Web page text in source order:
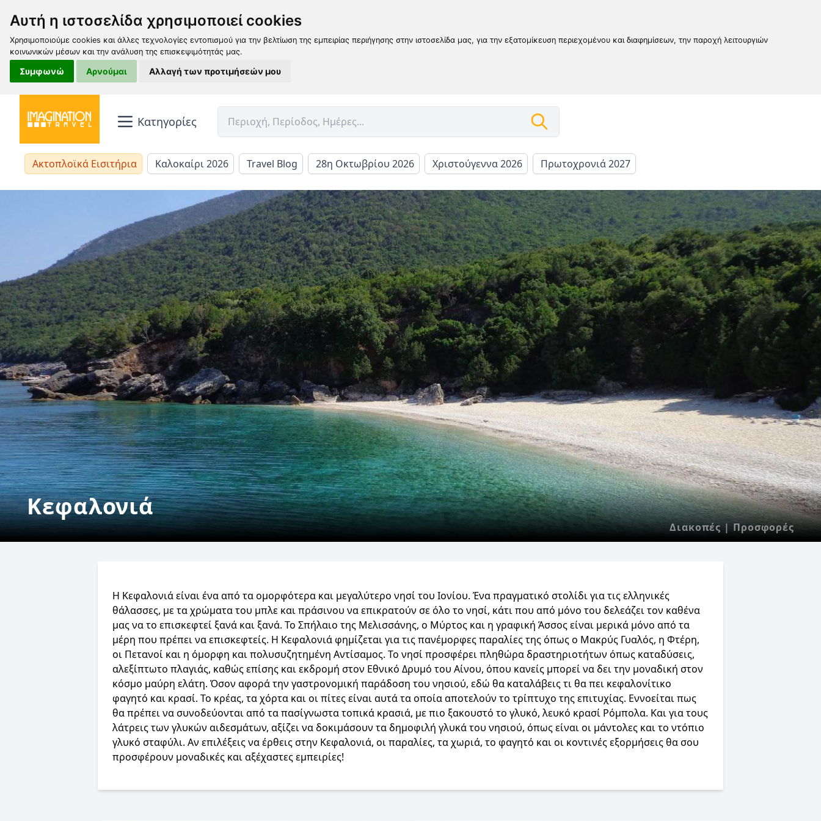
Αυτή η ιστοσελίδα χρησιμοποιεί cookies
Χρησιμοποιούμε cookies και άλλες τεχνολογίες εντοπισμού για την βελτίωση της εμπειρίας περιήγησης στην ιστοσελίδα μας, για την εξατομίκευση περιεχομένου και διαφημίσεων, την παροχή λειτουργιών
κοινωνικών μέσων και την ανάλυση της επισκεψιμότητάς μας.
Συμφωνώ Αρνούμαι Αλλαγή των προτιμήσεών μου
Κατηγορίες
Ακτοπλοϊκά Εισιτήρια Καλοκαίρι 2026 Travel Blog 28η Οκτωβρίου 2026 Χριστούγεννα 2026 Πρωτοχρονιά 2027
Κεφαλονιά
Διακοπές | Προσφορές
Η Κεφαλονιά είναι ένα από τα ομορφότερα και μεγαλύτερο νησί του Ιονίου. Ένα πραγματικό στολίδι για τις ελληνικές
θάλασσες, με τα χρώματα του μπλε και πράσινου να επικρατούν σε όλο το νησί, κάτι που από μόνο του δελεάζει τον καθένα
μας να το επισκεφτεί ξανά και ξανά. Το Σπήλαιο της Μελισσάνης, ο Μύρτος και η γραφική Άσσος είναι μερικά μόνο από τα
μέρη που πρέπει να επισκεφτείς. Η Κεφαλονιά φημίζεται για τις πανέμορφες παραλίες της όπως ο Μακρύς Γυαλός, η Φτέρη,
οι Πετανοί και η όμορφη και πολυσυζητημένη Αντίσαμος. Το νησί προσφέρει πληθώρα δραστηριοτήτων όπως καταδύσεις,
αλεξίπτωτο πλαγιάς, καθώς επίσης και εκδρομή στον Εθνικό Δρυμό του Αίνου, όπου κανείς μπορεί να δει την μοναδική στον
κόσμο μαύρη ελάτη. Όσον αφορά την γαστρονομική παράδοση του νησιού, εδώ θα καταλάβεις τι θα πει κεφαλονίτικο
φαγητό και κρασί. Το κρέας, τα χόρτα και οι πίτες είναι αυτά τα οποία αποτελούν το τρίπτυχο της επιτυχίας. Εννοείται πως
θα πρέπει να συνοδεύονται από τα πασίγνωστα τοπικά κρασιά, με πιο ξακουστό το γλυκό, λευκό κρασί Ρόμπολα. Και για τους
λάτρεις των γλυκών αιδεσμάτων, αξίζει να δοκιμάσουν τα δημοφιλή γλυκά του νησιού, όπως είναι οι μάντολες και το ντόπιο
γλυκό σταφύλι. Αν επιλέξεις να έρθεις στην Κεφαλονιά, οι παραλίες, τα χωριά, το φαγητό και οι κοντινές εξορμήσεις θα σου
προσφέρουν μοναδικές και αξέχαστες εμπειρίες!